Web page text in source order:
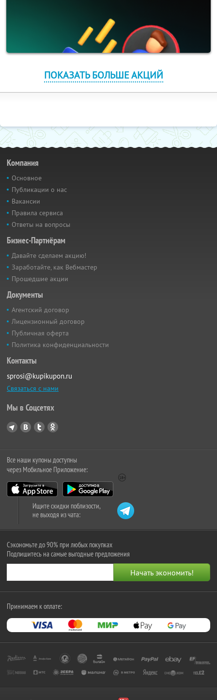
ПОКАЗАТЬ БОЛЬШЕ АКЦИЙ
Компания
Основное
Публикации о нас
Вакансии
Правила сервиса
Ответы на вопросы
Бизнес-Партнёрам
Давайте сделаем акцию!
Заработайте, как Вебмастер
Прошедшие акции
Документы
Агентский договор
Лицензионный договор
Публичная оферта
Политика конфиденциальности
Контакты
sprosi@kupikupon.ru
Связаться с нами
Мы в Соцсетях
Все наши купоны доступны
через Мобильное Приложение:
Ищите скидки поблизости,
не выходя из чата:
Сэкономьте до 90% при любых покупках
Подпишитесь на самые выгодные предложения
Принимаем к оплате: